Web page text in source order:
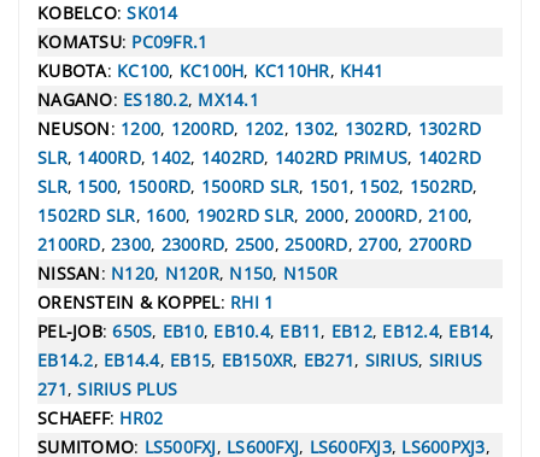
KOBELCO:SK014
KOMATSU: PC09FR.1
KUBOTA: KC100, KC100H, KC110HR, KH41
NAGANO: ES180.2, MX14.1
NEUSON: 1200, 1200RD, 1202, 1302, 1302RD, 1302RD
SLR, 1400RD, 1402, 1402RD, 1402RD PRIMUS, 1402RD
SLR, 1500, 1500RD, 1500RD SLR, 1501, 1502, 1502RD,
1502RD SLR, 1600, 1902RD SLR, 2000, 2000RD, 2100,
2100RD, 2300, 2300RD, 2500, 2500RD, 2700, 2700RD
NISSAN: N120, N120R, N150, N150R
ORENSTEIN & KOPPEL: RHI 1
PEL-JOB:650S, EB10, EB10.4, EB11, EB12, EB12.4, EB14,
EB14.2, EB14.4, EB15, EB150XR, EB271, SIRIUS, SIRIUS
271,SIRIUS PLUS
SCHAEFF: HR02
SUMITOMO: LS500FXJ, LS600FXJ, LS600FXJ3, LS600PXJ3,